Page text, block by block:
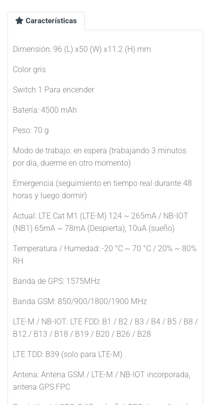
Características
Dimensión: 96 (L) x50 (W) x11.2 (H) mm
Color gris
Switch 1 Para encender
Batería: 4500 mAh
Peso: 70 g
Modo de trabajo: en espera (trabajando 3 minutos
por día, duerme en otro momento)
Emergencia (seguimiento en tiempo real durante 48
horas y luego dormir)
Actual: LTE Cat M1 (LTE-M) 124 ~ 265mA / NB-IOT
(NB1) 65mA ~ 78mA (Despierta); 10uA (sueño)
Temperatura / Humedad: -20 °C ~ 70 °C / 20% ~ 80%
RH
Banda de GPS: 1575MHz
Banda GSM: 850/900/1800/1900 MHz
LTE-M / NB-IOT: LTE FDD: B1 / B2 / B3 / B4 / B5 / B8 /
B12 / B13 / B18 / B19 / B20 / B26 / B28
LTE TDD: B39 (solo para LTE-M)
Antena: Antena GSM / LTE-M / NB-IOT incorporada,
antena GPS FPC